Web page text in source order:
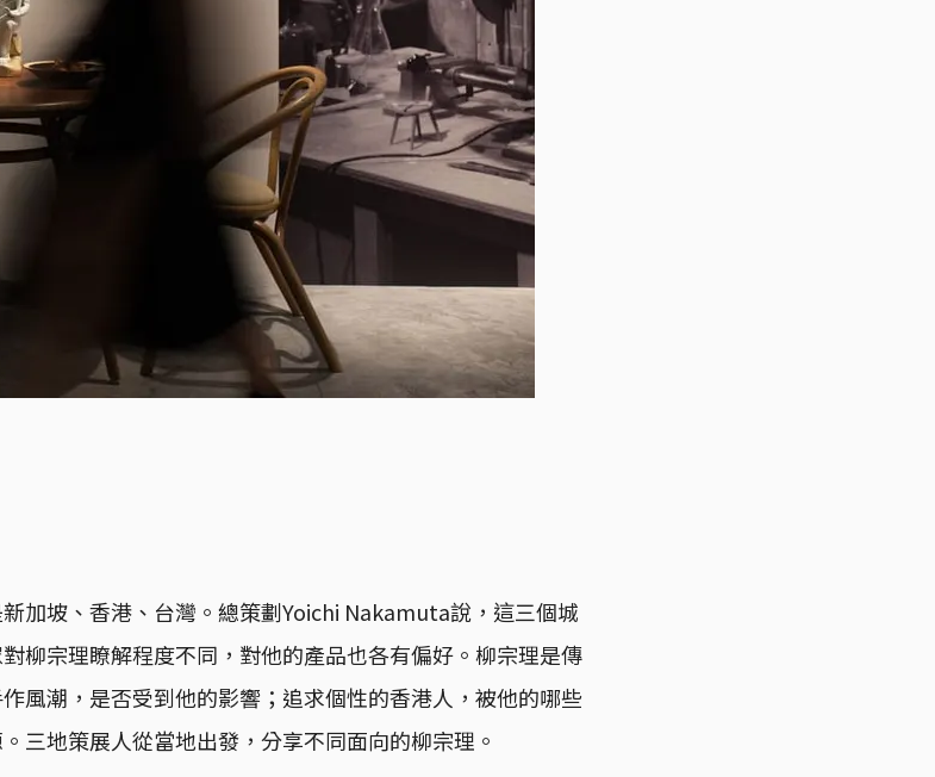
加坡、香港、台灣。總策劃Yoichi Nakamuta說，這三個城
柳宗理瞭解程度不同，對他的產品也各有偏好。柳宗理是傳
風潮，是否受到他的影響；追求個性的香港人，被他的哪些
三地策展人從當地出發，分享不同面向的柳宗理。